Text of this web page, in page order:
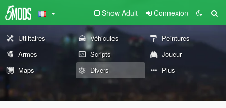
Show Adult Connexion
Utilitaires Véhicules
Peintures
Armes
Scripts
Joueur
Maps
Divers Plus